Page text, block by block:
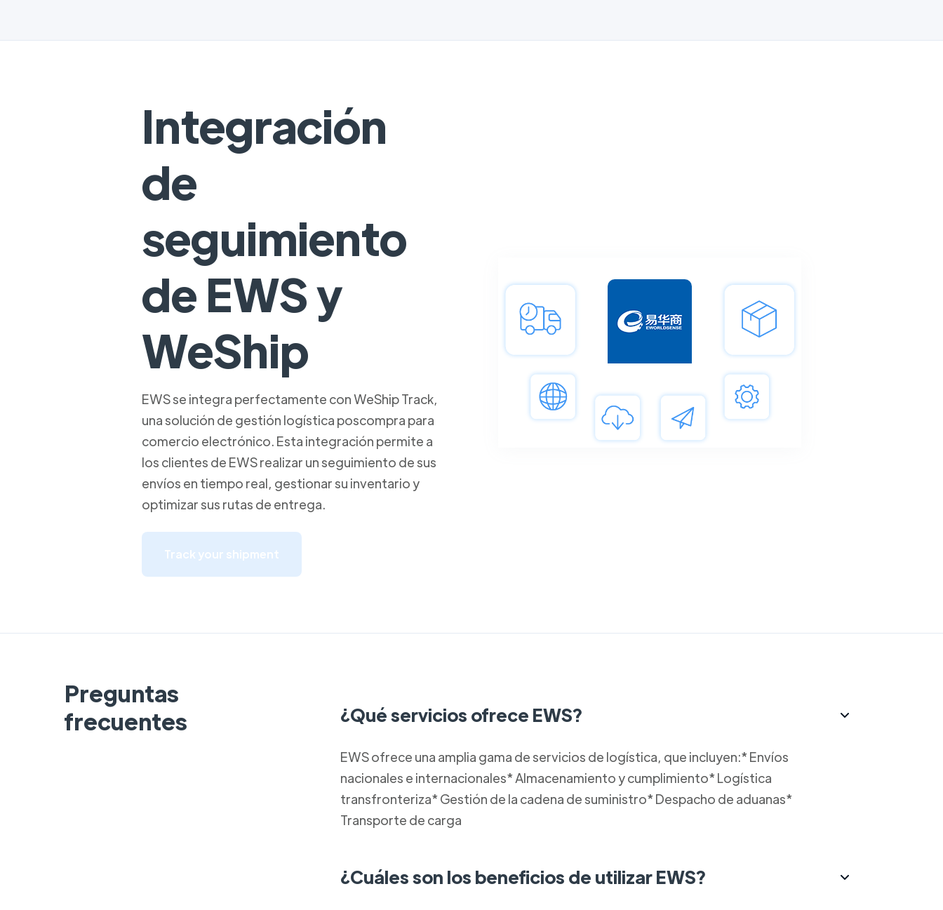
Integración
de
seguimiento
de EWS y
WeShip
EWS se integra perfectamente con WeShip Track,
una solución de gestión logística poscompra para
comercio electrónico. Esta integración permite a
los clientes de EWS realizar un seguimiento de sus
envíos en tiempo real, gestionar su inventario y
optimizar sus rutas de entrega.
Track your shipment
Preguntas
frecuentes
¿Qué servicios ofrece EWS?
EWS ofrece una amplia gama de servicios de logística, que incluyen:* Envíos
nacionales e internacionales* Almacenamiento y cumplimiento* Logística
transfronteriza* Gestión de la cadena de suministro* Despacho de aduanas*
Transporte de carga
¿Cuáles son los beneficios de utilizar EWS?